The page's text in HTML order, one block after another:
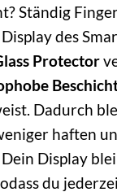
Ständig
des
Protector
Dadurch
haften
Display
du